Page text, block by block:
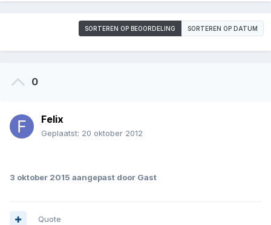
SORTEREN OP BEOORDELING SORTEREN OP DATUM
0
Felix
Geplaatst: 20 oktober 2012
3 oktober 2015 aangepast door Gast
Quote